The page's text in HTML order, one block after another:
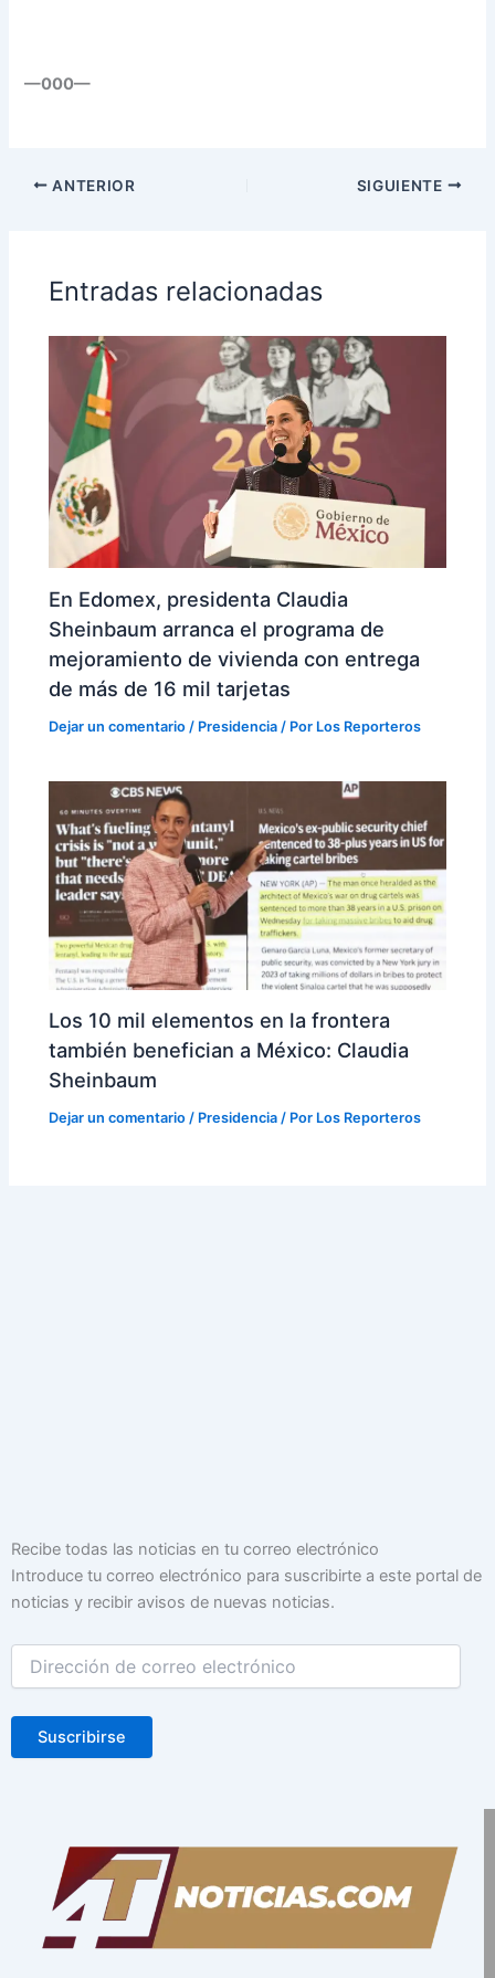
—000—
ANTERIOR SIGUIENTE
Entradas relacionadas
En Edomex, presidenta Claudia
Sheinbaum arranca el programa de
mejoramiento de vivienda con entrega
de más de 16 mil tarjetas
Dejar un comentario / Presidencia / Por Los Reporteros
Los 10 mil elementos en la frontera
también benefician a México: Claudia
Sheinbaum
Dejar un comentario / Presidencia / Por Los Reporteros
Recibe todas las noticias en tu correo electrónico
Introduce tu correo electrónico para suscribirte a este portal de
noticias y recibir avisos de nuevas noticias.
Dirección
de
electrónico
Suscribirse